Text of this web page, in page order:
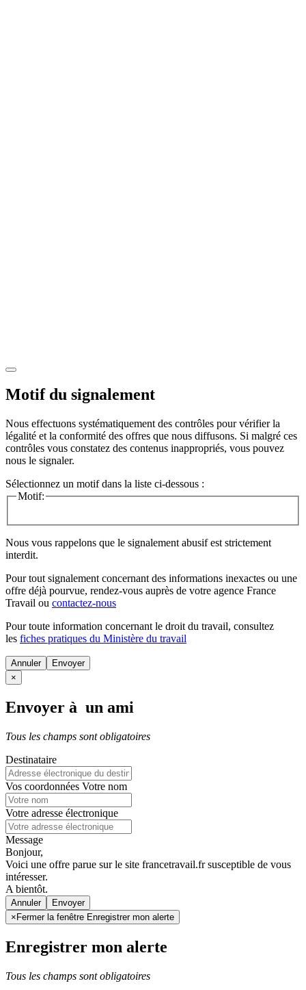
Motif du signalement
Nous effectuons systématiquement des contrôles pour vérifier la
légalité et la conformité des offres que nous diffusons. Si malgré ces
contrôles vous constatez des contenus inappropriés, vous pouvez
nous le signaler.
Sélectionnez un motif dans la liste ci-dessous :
Motif:
Nous vous rappelons que le signalement abusif est strictement
interdit.
Pour tout signalement concernant des informations inexactes ou une
offre déjà pourvue, rendez-vous auprès de votre agence France
Travail ou contactez-nous
Pour toute information concernant le droit du travail, consultez
les fiches pratiques du Ministère du travail
Annuler
×
Envoyer à un ami
Tous les champs sont obligatoires
Destinataire
Vos coordonnées Votre nom
Votre adresse électronique
Message
Bonjour,
Voici une offre parue sur le site francetravail.fr susceptible de vous
intéresser.
A bientôt.
Annuler
× Fermer la fenêtre Enregistrer mon alerte
Enregistrer mon alerte
Tous les champs sont obligatoires